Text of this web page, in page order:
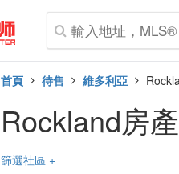
首頁 待售 維多利亞
Rockland房產
篩選社區 +